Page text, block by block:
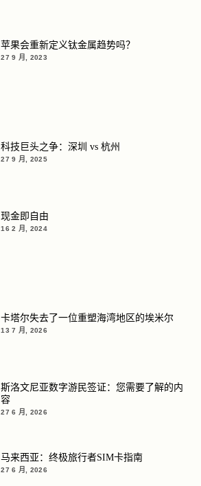
苹果会重新定义钛金属趋势吗？
27 9 月, 2023
科技巨头之争：深圳 vs 杭州
27 9 月, 2025
现金即自由
16 2 月, 2024
卡塔尔失去了一位重塑海湾地区的埃米尔
13 7 月, 2026
斯洛文尼亚数字游民签证：您需要了解的内
容
27 6 月, 2026
马来西亚：终极旅行者SIM卡指南
27 6 月, 2026